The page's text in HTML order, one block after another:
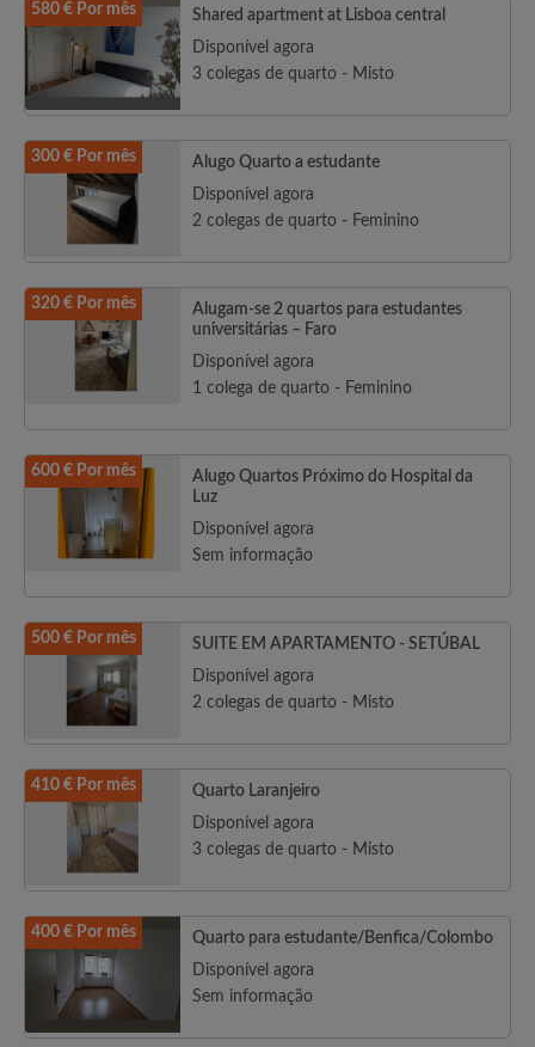
580 € Por mês
Shared apartment at Lisboa central
Disponível agora
3 colegas de quarto - Misto
300 € Por mês
Alugo Quarto a estudante
Disponível agora
2 colegas de quarto - Feminino
320 € Por mês
Alugam-se 2 quartos para estudantes
universitárias – Faro
Disponível agora
1 colega de quarto - Feminino
600 € Por mês
Alugo Quartos Próximo do Hospital da
Luz
Disponível agora
Sem informação
500 € Por mês
SUITE EM APARTAMENTO - SETÚBAL
Disponível agora
2 colegas de quarto - Misto
410 € Por mês
Quarto Laranjeiro
Disponível agora
3 colegas de quarto - Misto
400 € Por mês
Quarto para estudante/Benfica/Colombo
Disponível agora
Sem informação